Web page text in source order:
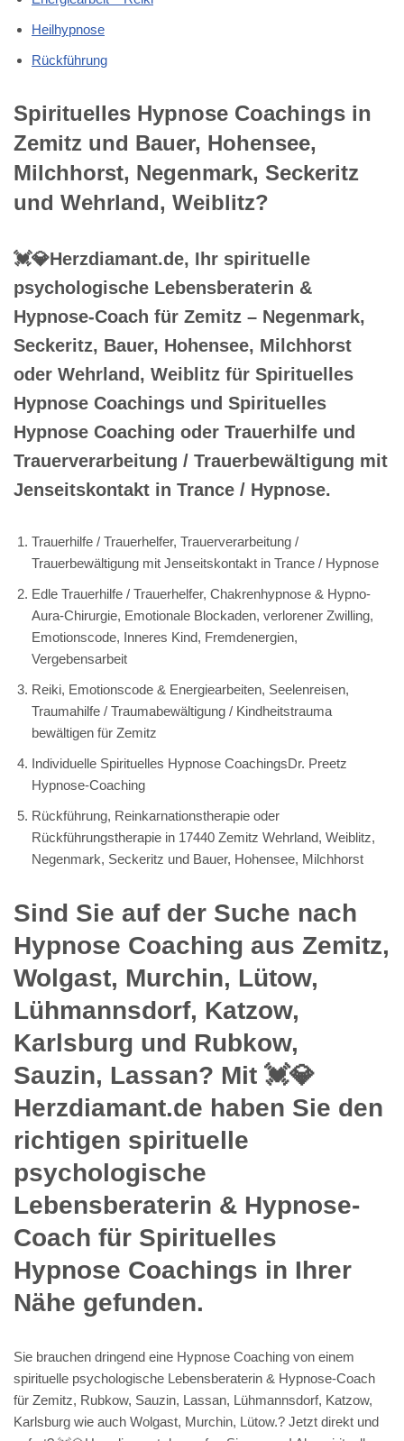
Heilhypnose
Rückführung
Spirituelles Hypnose Coachings in
Zemitz und Bauer, Hohensee,
Milchhorst, Negenmark, Seckeritz
und Wehrland, Weiblitz?
💓️💎Herzdiamant.de, Ihr spirituelle
psychologische Lebensberaterin &
Hypnose-Coach für Zemitz – Negenmark,
Seckeritz, Bauer, Hohensee, Milchhorst
oder Wehrland, Weiblitz für Spirituelles
Hypnose Coachings und Spirituelles
Hypnose Coaching oder Trauerhilfe und
Trauerverarbeitung / Trauerbewältigung mit
Jenseitskontakt in Trance / Hypnose.
Trauerhilfe / Trauerhelfer, Trauerverarbeitung /
Trauerbewältigung mit Jenseitskontakt in Trance / Hypnose
Edle Trauerhilfe / Trauerhelfer, Chakrenhypnose & Hypno-
Aura-Chirurgie, Emotionale Blockaden, verlorener Zwilling,
Emotionscode, Inneres Kind, Fremdenergien,
Vergebensarbeit
Reiki, Emotionscode & Energiearbeiten, Seelenreisen,
Traumahilfe / Traumabewältigung / Kindheitstrauma
bewältigen für Zemitz
Individuelle Spirituelles Hypnose CoachingsDr. Preetz
Hypnose-Coaching
Rückführung, Reinkarnationstherapie oder
Rückführungstherapie in 17440 Zemitz Wehrland, Weiblitz,
Negenmark, Seckeritz und Bauer, Hohensee, Milchhorst
Sind Sie auf der Suche nach
Hypnose Coaching aus Zemitz,
Wolgast, Murchin, Lütow,
Lühmannsdorf, Katzow,
Karlsburg und Rubkow,
Sauzin, Lassan? Mit 💓️💎
Herzdiamant.de haben Sie den
richtigen spirituelle
psychologische
Lebensberaterin & Hypnose-
Coach für Spirituelles
Hypnose Coachings in Ihrer
Nähe gefunden.
Sie brauchen dringend eine Hypnose Coaching von einem
spirituelle psychologische Lebensberaterin & Hypnose-Coach
für Zemitz, Rubkow, Sauzin, Lassan, Lühmannsdorf, Katzow,
Karlsburg wie auch Wolgast, Murchin, Lütow.? Jetzt direkt und